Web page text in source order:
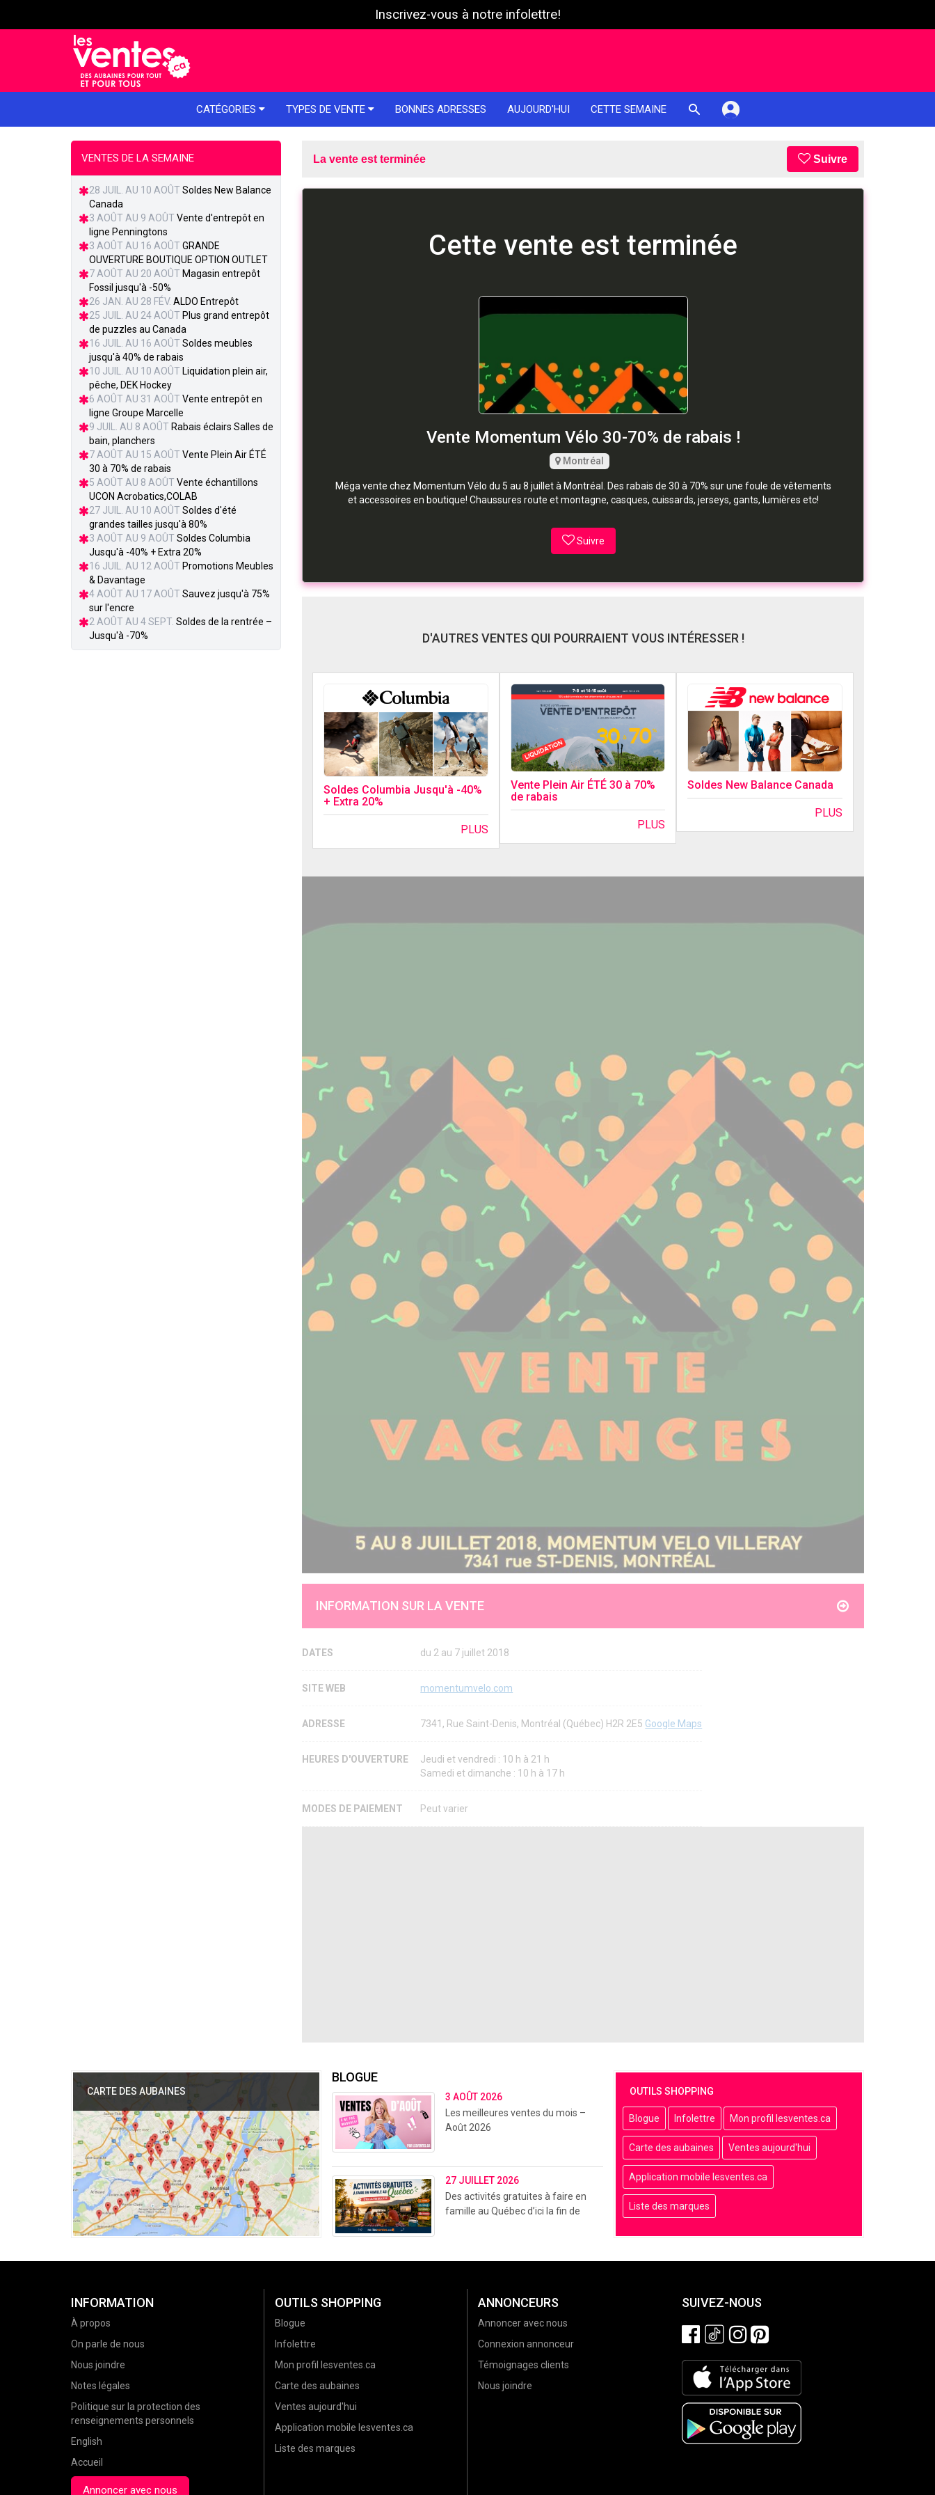
Inscrivez-vous à notre infolettre!
CATÉGORIES TYPES DE VENTE BONNES ADRESSES AUJOURD'HUI CETTE SEMAINE
La vente est terminée Suivre
Cette vente est terminée
Vente Momentum Vélo 30-70% de rabais !
Montréal
Méga vente chez Momentum Vélo du 5 au 8 juillet à Montréal. Des rabais de 30 à 70% sur une foule de vêtements
et accessoires en boutique! Chaussures route et montagne, casques, cuissards, jerseys, gants, lumières etc!
Suivre
D'AUTRES VENTES QUI POURRAIENT VOUS INTÉRESSER !
Soldes Columbia Jusqu'à -40%
+ Extra 20%
PLUS
Vente Plein Air ÉTÉ 30 à 70%
de rabais
PLUS
Soldes New Balance Canada
PLUS
INFORMATION SUR LA VENTE
DATES du 2 au 7 juillet 2018
SITE WEB momentumvelo.com
ADRESSE 7341, Rue Saint-Denis, Montréal (Québec) H2R 2E5 Google Maps
HEURES D'OUVERTURE
Jeudi et vendredi : 10 h à 21 h
Samedi et dimanche : 10 h à 17 h
MODES DE PAIEMENT Peut varier
VENTES DE LA SEMAINE
28 JUIL. AU 10 AOÛT Soldes New Balance
Canada
3 AOÛT AU 9 AOÛT Vente d'entrepôt en
ligne Penningtons
3 AOÛT AU 16 AOÛT GRANDE
OUVERTURE BOUTIQUE OPTION OUTLET
7 AOÛT AU 20 AOÛT Magasin entrepôt
Fossil jusqu'à -50%
26 JAN. AU 28 FÉV. ALDO Entrepôt
25 JUIL. AU 24 AOÛT Plus grand entrepôt
de puzzles au Canada
16 JUIL. AU 16 AOÛT Soldes meubles
jusqu'à 40% de rabais
10 JUIL. AU 10 AOÛT Liquidation plein air,
pêche, DEK Hockey
6 AOÛT AU 31 AOÛT Vente entrepôt en
ligne Groupe Marcelle
9 JUIL. AU 8 AOÛT Rabais éclairs Salles de
bain, planchers
7 AOÛT AU 15 AOÛT Vente Plein Air ÉTÉ
30 à 70% de rabais
5 AOÛT AU 8 AOÛT Vente échantillons
UCON Acrobatics,COLAB
27 JUIL. AU 10 AOÛT Soldes d'été
grandes tailles jusqu'à 80%
3 AOÛT AU 9 AOÛT Soldes Columbia
Jusqu'à -40% + Extra 20%
16 JUIL. AU 12 AOÛT Promotions Meubles
& Davantage
4 AOÛT AU 17 AOÛT Sauvez jusqu'à 75%
sur l'encre
2 AOÛT AU 4 SEPT. Soldes de la rentrée –
Jusqu'à -70%
CARTE DES AUBAINES OUTILS SHOPPING
Blogue Infolettre Mon profil lesventes.ca
Carte des aubaines Ventes aujourd'hui
Application mobile lesventes.ca
Liste des marques
BLOGUE
3 AOÛT 2026
Les meilleures ventes du mois –
Août 2026
27 JUILLET 2026
Des activités gratuites à faire en
famille au Québec d’ici la fin de
INFORMATION
À propos
On parle de nous
Nous joindre
Notes légales
Politique sur la protection des
renseignements personnels
English
Accueil
Annoncer avec nous
OUTILS SHOPPING
Blogue
Infolettre
Mon profil lesventes.ca
Carte des aubaines
Ventes aujourd'hui
Application mobile lesventes.ca
Liste des marques
ANNONCEURS
Annoncer avec nous
Connexion annonceur
Témoignages clients
Nous joindre
SUIVEZ-NOUS